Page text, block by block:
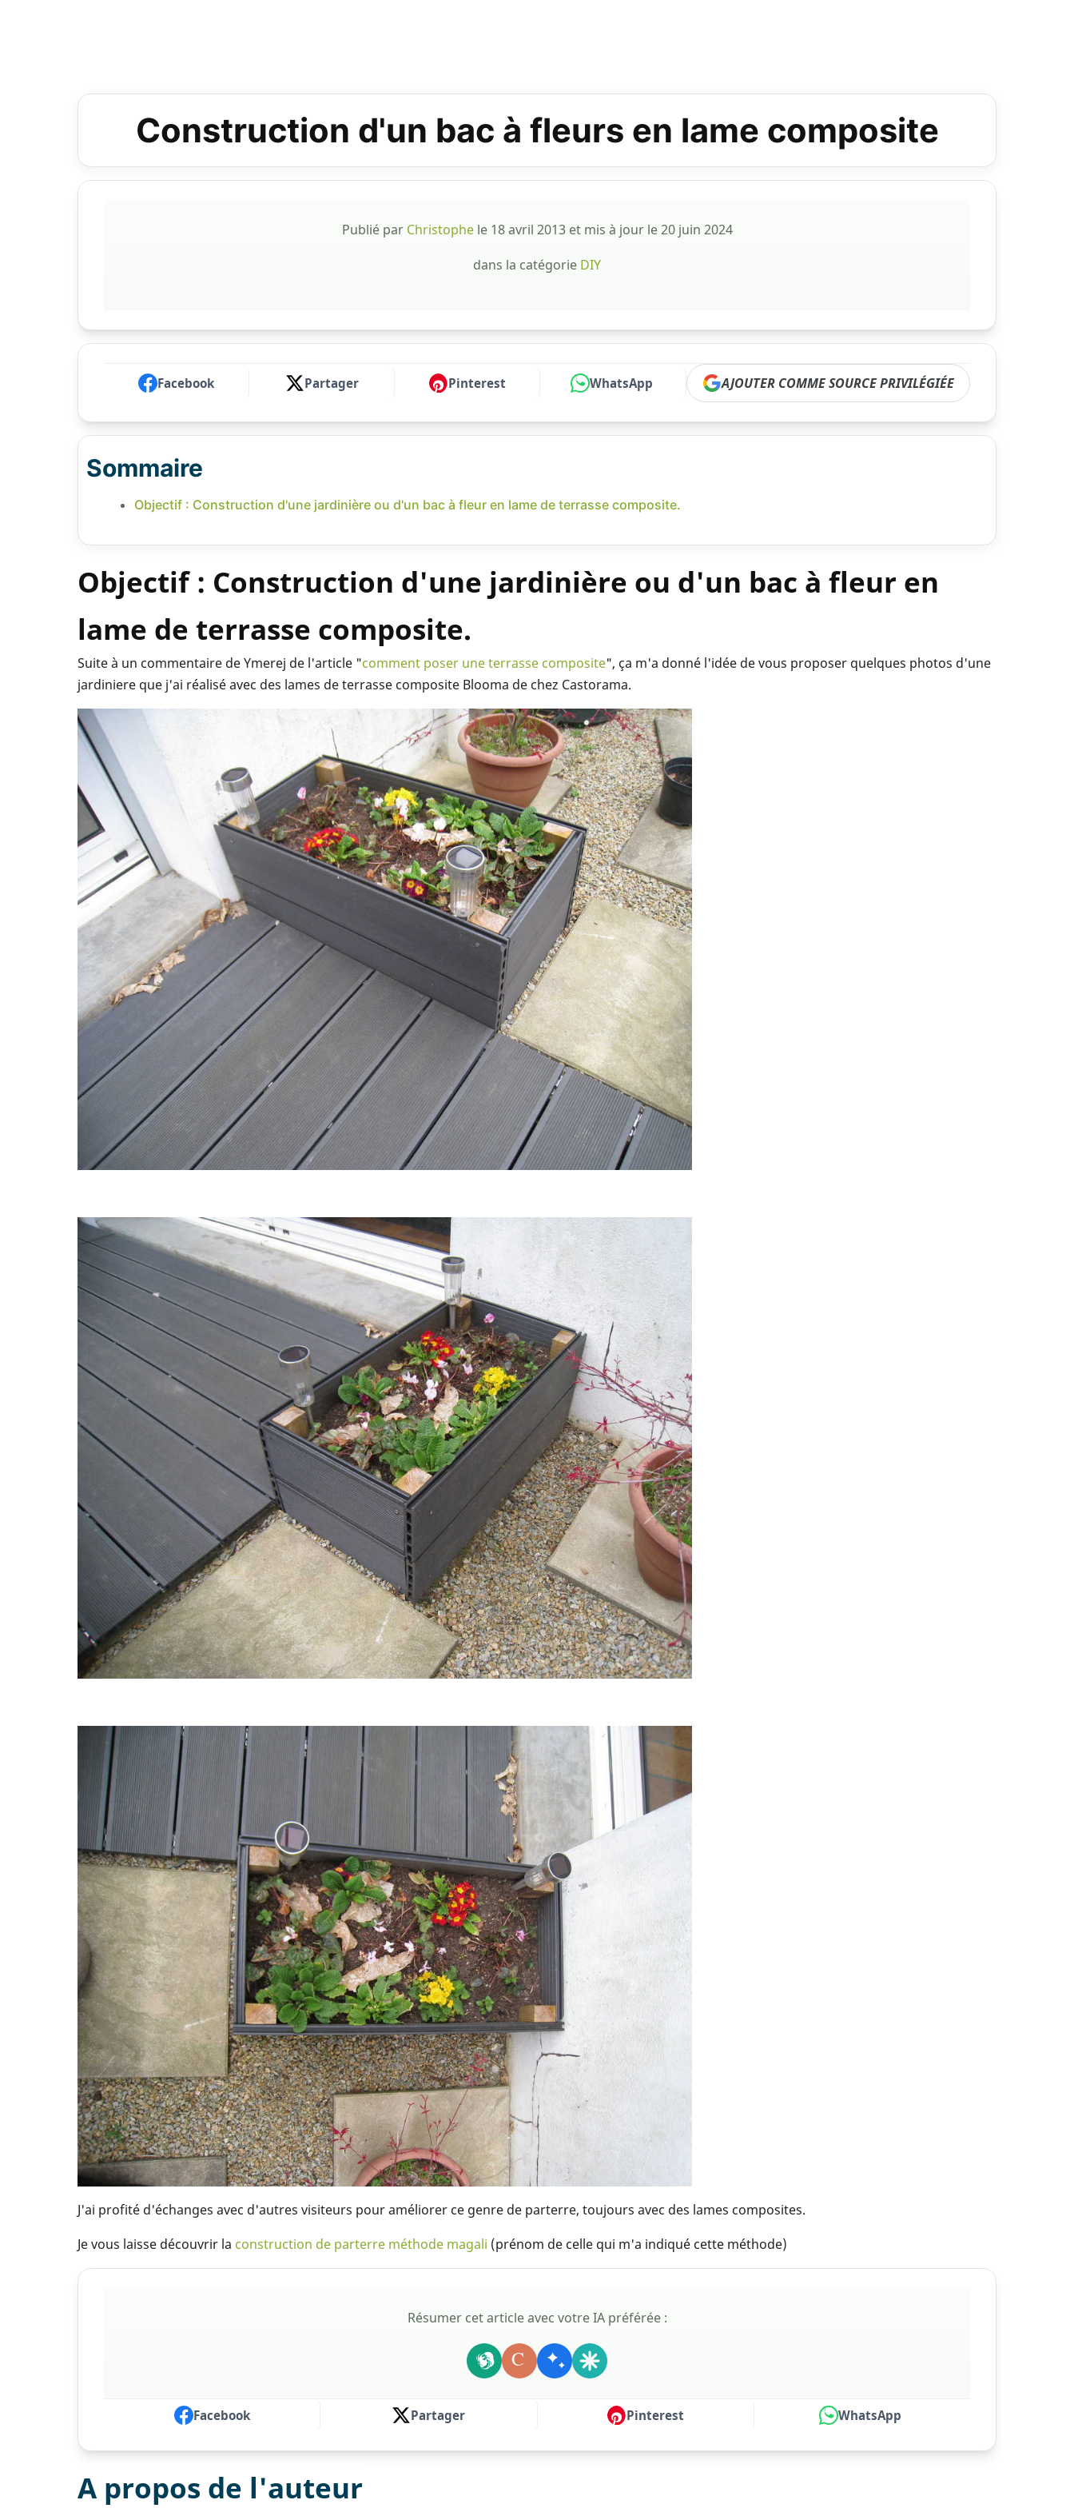
Construction d'un bac à fleurs en lame composite
Publié par Christophele 18 avril 2013et mis à jour le20 juin 2024
dans la catégorie DIY
Facebook Partager Pinterest WhatsApp AJOUTER COMME SOURCE PRIVILÉGIÉE
Sommaire
Objectif : Construction d'une jardinière ou d'un bac à fleur en lame de terrasse composite.
Objectif : Construction d'une jardinière ou d'un bac à fleur en
lame de terrasse composite.
Suite à un commentaire de Ymerej de l'article "comment poser une terrasse composite", ça m'a donné l'idée de vous proposer quelques photos d'une
jardiniere que j'ai réalisé avec des lames de terrasse composite Blooma de chez Castorama.
J'ai profité d'échanges avec d'autres visiteurs pour améliorer ce genre de parterre, toujours avec des lames composites.
Je vous laisse découvrir la construction de parterre méthode magali (prénom de celle qui m'a indiqué cette méthode)
Résumer cet article avec votre IA préférée :
C
Facebook Partager Pinterest WhatsApp
A propos de l'auteur